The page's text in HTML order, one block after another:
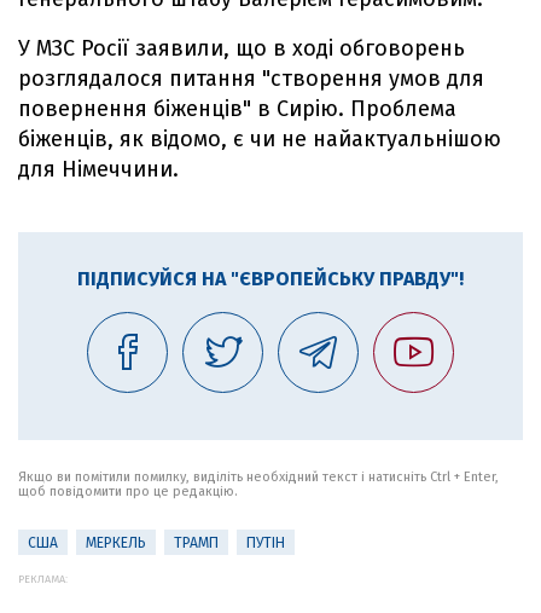
У МЗС Росії заявили, що в ході обговорень
розглядалося питання "створення умов для
повернення біженців" в Сирію. Проблема
біженців, як відомо, є чи не найактуальнішою
для Німеччини.
ПІДПИСУЙСЯ НА "ЄВРОПЕЙСЬКУ ПРАВДУ"!
Якщо ви помітили помилку, виділіть необхідний текст і натисніть Ctrl + Enter,
щоб повідомити про це редакцію.
США МЕРКЕЛЬ ТРАМП ПУТІН
РЕКЛАМА: